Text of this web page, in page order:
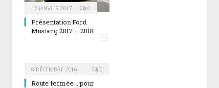
17 JANVIER 2017 0
Présentation Ford
Mustang 2017 – 2018
8 DÉCEMBRE 2016 0
Route fermée .. pour